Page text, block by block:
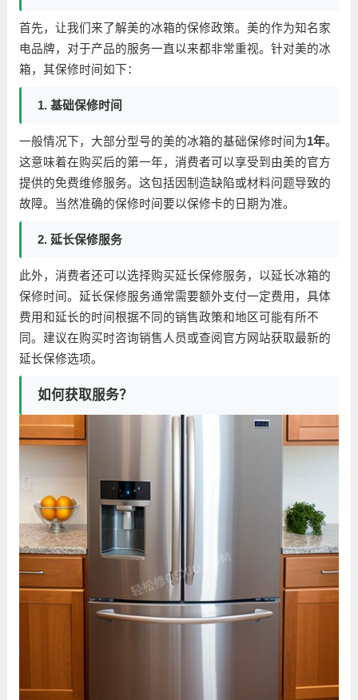
首先，让我们来了解美的冰箱的保修政策。美的作为知名家
电品牌，对于产品的服务一直以来都非常重视。针对美的冰
箱，其保修时间如下：
1. 基础保修时间
一般情况下，大部分型号的美的冰箱的基础保修时间为1年。
这意味着在购买后的第一年，消费者可以享受到由美的官方
提供的免费维修服务。这包括因制造缺陷或材料问题导致的
故障。当然准确的保修时间要以保修卡的日期为准。
2. 延长保修服务
此外，消费者还可以选择购买延长保修服务，以延长冰箱的
保修时间。延长保修服务通常需要额外支付一定费用，具体
费用和延长的时间根据不同的销售政策和地区可能有所不
同。建议在购买时咨询销售人员或查阅官方网站获取最新的
延长保修选项。
如何获取服务？